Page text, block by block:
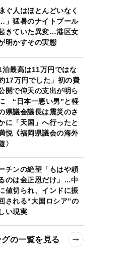
泳ぐ人はほとんどいなく
」猛暑のナイトプール
きていた異変…港区女
明かすその実態
1泊最高は11万円ではな
17万円でした」初の費
開で仰天の支出が明ら
“日本一悪い男”と軽
県議会議長は震災のさ
に「天国」へ行ったと
悦《福岡県議会の海外
〉
チンの絶望「もはや頼
のは金正恩だけ」…中
値切られ、インドに振
される“大国ロシア”の
い現実
の一覧を見る